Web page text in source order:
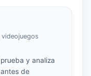
y analiza
de